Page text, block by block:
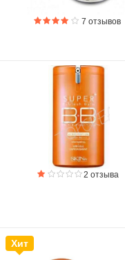
7 отзывов
2 отзыва
Хит